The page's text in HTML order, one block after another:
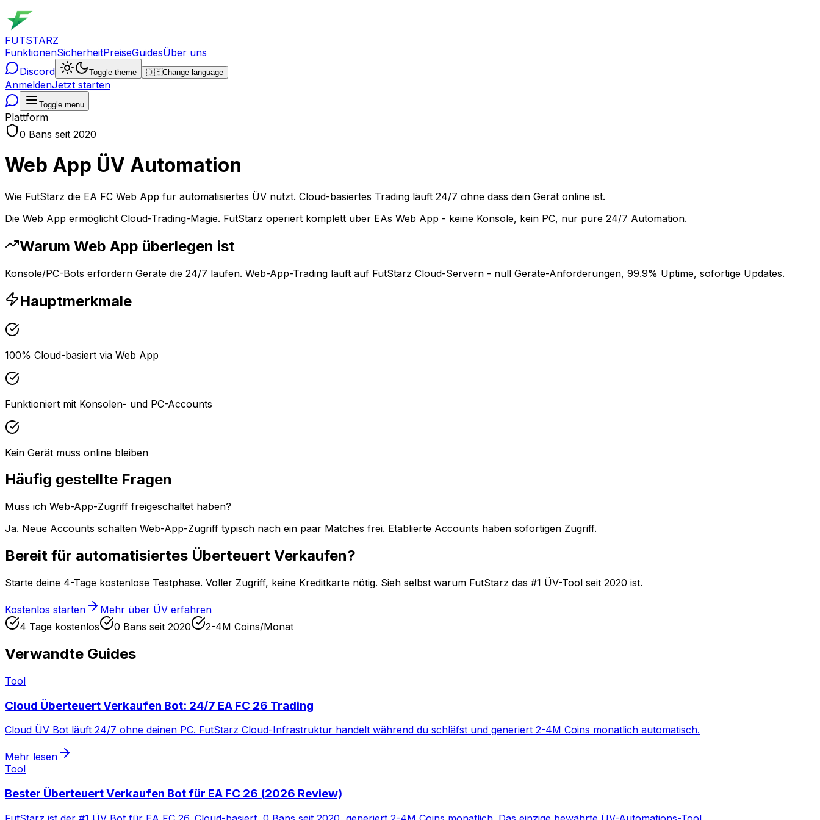
FUTSTARZ
FunktionenSicherheitPreiseGuidesÜber uns
Discord
Toggle theme 🇩🇪Change language
AnmeldenJetzt starten
Toggle menu
Plattform
0 Bans seit 2020
Web App ÜV Automation
Wie FutStarz die EA FC Web App für automatisiertes ÜV nutzt. Cloud-basiertes Trading läuft 24/7 ohne dass dein Gerät online ist.
Die Web App ermöglicht Cloud-Trading-Magie. FutStarz operiert komplett über EAs Web App - keine Konsole, kein PC, nur pure 24/7 Automation.
Warum Web App überlegen ist
Konsole/PC-Bots erfordern Geräte die 24/7 laufen. Web-App-Trading läuft auf FutStarz Cloud-Servern - null Geräte-Anforderungen, 99.9% Uptime, sofortige Updates.
Hauptmerkmale
100% Cloud-basiert via Web App
Funktioniert mit Konsolen- und PC-Accounts
Kein Gerät muss online bleiben
Häufig gestellte Fragen
Muss ich Web-App-Zugriff freigeschaltet haben?
Ja. Neue Accounts schalten Web-App-Zugriff typisch nach ein paar Matches frei. Etablierte Accounts haben sofortigen Zugriff.
Bereit für automatisiertes Überteuert Verkaufen?
Starte deine 4-Tage kostenlose Testphase. Voller Zugriff, keine Kreditkarte nötig. Sieh selbst warum FutStarz das #1 ÜV-Tool seit 2020 ist.
Kostenlos starten
Mehr über ÜV erfahren
4 Tage kostenlos
0 Bans seit 2020 2-4M Coins/Monat
Verwandte Guides
Tool
Cloud Überteuert Verkaufen Bot: 24/7 EA FC 26 Trading
Cloud ÜV Bot läuft 24/7 ohne deinen PC. FutStarz Cloud-Infrastruktur handelt während du schläfst und generiert 2-4M Coins monatlich automatisch.
Mehr lesen
Tool
Bester Überteuert Verkaufen Bot für EA FC 26 (2026 Review)